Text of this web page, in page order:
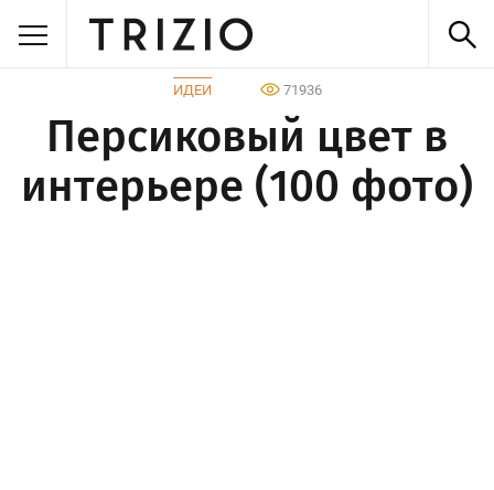
ИДЕИ 71936
Персиковый цвет в
интерьере (100 фото)